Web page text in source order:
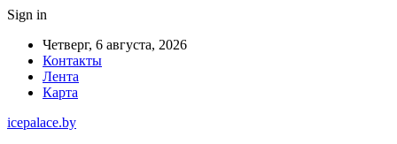
Sign in
Четверг, 6 августа, 2026
Контакты
Лента
Карта
icepalace.by